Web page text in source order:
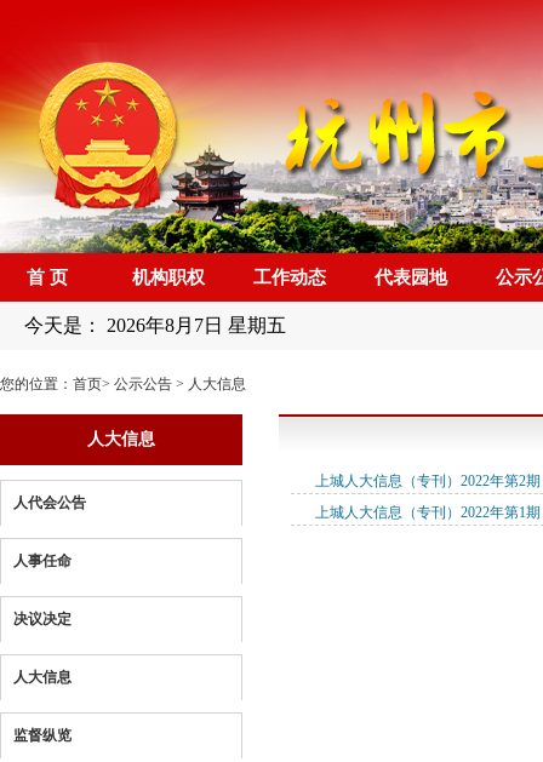
首 页 机构职权 工作动态 代表园地 公示
今天是： 2026年8月7日 星期五
您的位置： 首页> 公示公告 > 人大信息
人大信息
人代会公告
人事任命
决议决定
人大信息
监督纵览
上城人大信息（专刊）2022年第2期
上城人大信息（专刊）2022年第1期